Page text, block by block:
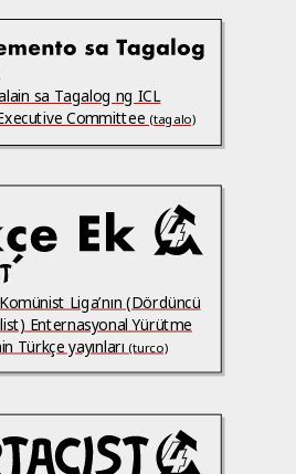
sa Tagalog ng ICL
Committee (tagalo)
Liga’nın (Dördüncü
Enternasyonal Yürütme
Türkçe yayınları (turco)